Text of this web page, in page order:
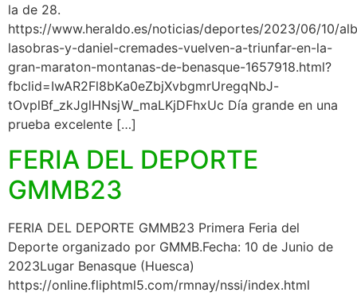
la de 28.
https://www.heraldo.es/noticias/deportes/2023/06/10/
lasobras-y-daniel-cremades-vuelven-a-triunfar-en-la-
gran-maraton-montanas-de-benasque-1657918.html?
fbclid=IwAR2Fl8bKa0eZbjXvbgmrUregqNbJ-
tOvplBf_zkJglHNsjW_maLKjDFhxUc Día grande en una
prueba excelente […]
FERIA DEL DEPORTE
GMMB23
FERIA DEL DEPORTE GMMB23 Primera Feria del
Deporte organizado por GMMB.Fecha: 10 de Junio de
2023Lugar Benasque (Huesca)
https://online.fliphtml5.com/rmnay/nssi/index.html